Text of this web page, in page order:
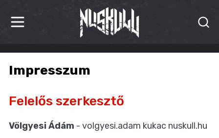
HÍREK
KRITIKÁK
BESZÁMOLÓK
INTERJÚK
Impresszum
Felelős szerkesztő
Völgyesi Ádám - volgyesi.adam kukac nuskull.hu